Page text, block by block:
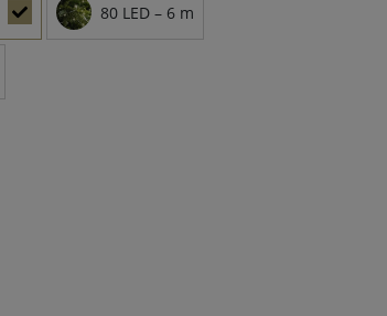
80 LED – 6 m